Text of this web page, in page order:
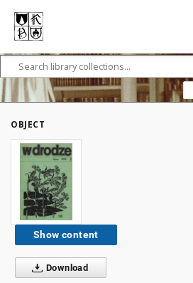
OBJECT
Show content
Download